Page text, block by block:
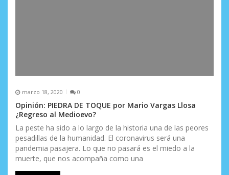
marzo 18, 2020 0
Opinión: PIEDRA DE TOQUE por Mario Vargas Llosa
¿Regreso al Medioevo?
La peste ha sido a lo largo de la historia una de las peores
pesadillas de la humanidad. El coronavirus será una
pandemia pasajera. Lo que no pasará es el miedo a la
muerte, que nos acompaña como una